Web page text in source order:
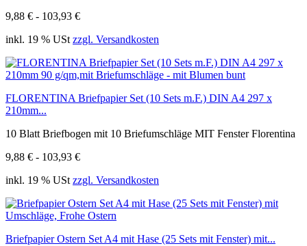
9,88 € - 103,93 €
inkl. 19 % USt zzgl. Versandkosten
FLORENTINA Briefpapier Set (10 Sets m.F.) DIN A4 297 x
210mm...
10 Blatt Briefbogen mit 10 Briefumschläge MIT Fenster Florentina
9,88 € - 103,93 €
inkl. 19 % USt zzgl. Versandkosten
Briefpapier Ostern Set A4 mit Hase (25 Sets mit Fenster) mit...